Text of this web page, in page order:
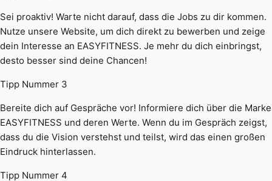
Sei proaktiv! Warte nicht darauf, dass die Jobs zu dir kommen.
Nutze unsere Website, um dich direkt zu bewerben und zeige
dein Interesse an EASYFITNESS. Je mehr du dich einbringst,
desto besser sind deine Chancen!
Tipp Nummer 3
Bereite dich auf Gespräche vor! Informiere dich über die Marke
EASYFITNESS und deren Werte. Wenn du im Gespräch zeigst,
dass du die Vision verstehst und teilst, wird das einen großen
Eindruck hinterlassen.
Tipp Nummer 4